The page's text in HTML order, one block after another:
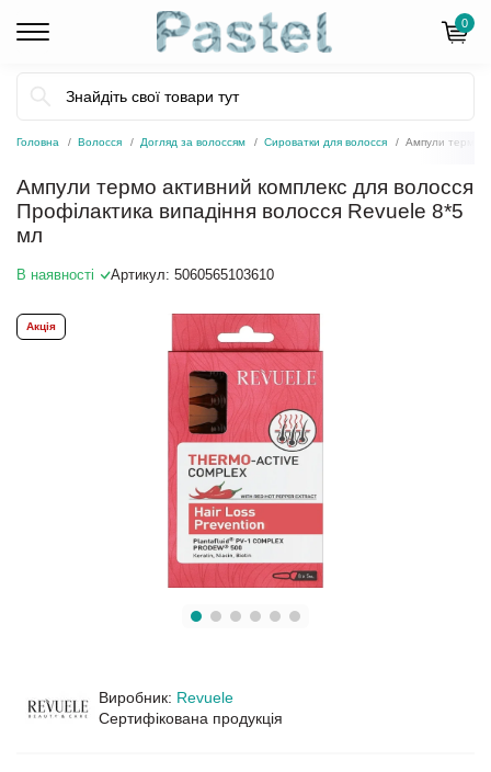
0
Головна Волосся Догляд за волоссям Сироватки для волосся Ампули термо
Ампули термо активний комплекс для волосся
Профілактика випадіння волосся Revuele 8*5
мл
В наявності Артикул: 5060565103610
Акція
Виробник: Revuele
Сертифікована продукція